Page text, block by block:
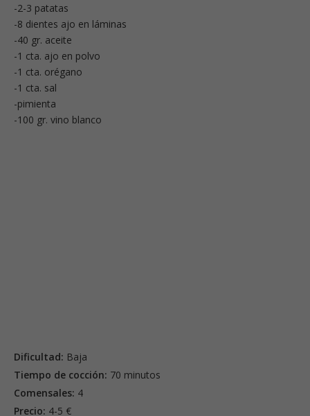
-2-3 patatas
-8 dientes ajo en láminas
-40 gr. aceite
-1 cta. ajo en polvo
-1 cta. orégano
-1 cta. sal
-pimienta
-100 gr. vino blanco
Dificultad: Baja
Tiempo de cocción: 70 minutos
Comensales: 4
Precio: 4-5 €